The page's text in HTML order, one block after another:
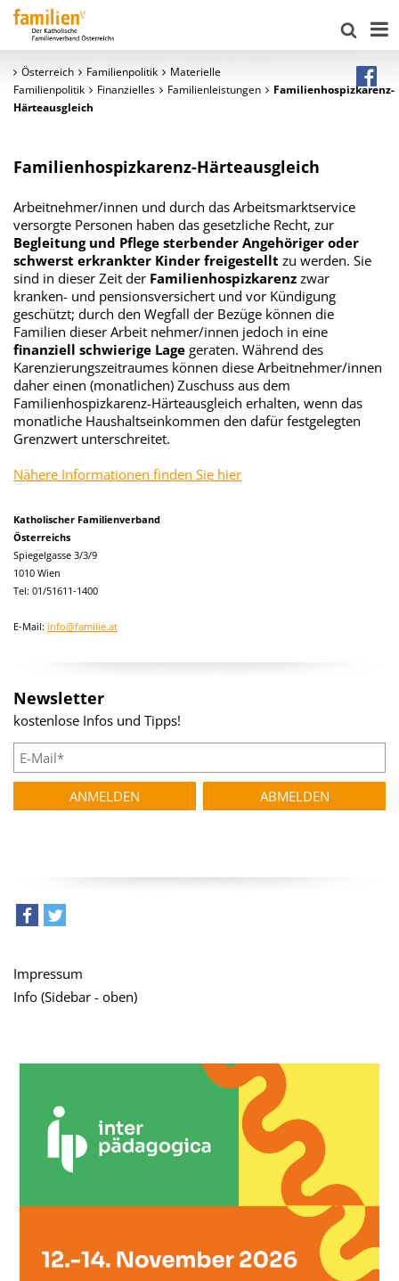
Österreich Familienpolitik
Materielle
Familienpolitik
Finanzielles Familienleistungen
Familienhospizkarenz-
Härteausgleich
Familienhospizkarenz-Härteausgleich
Arbeitnehmer/innen und durch das Arbeitsmarktservice
versorgte Personen haben das gesetzliche Recht, zur
Begleitung und Pflege sterbender Angehöriger oder
schwerst erkrankter Kinder freigestellt zu werden. Sie
sind in dieser Zeit der Familienhospizkarenz zwar
kranken- und pensionsversichert und vor Kündigung
geschützt; durch den Wegfall der Bezüge können die
Familien dieser Arbeit nehmer/innen jedoch in eine
finanziell schwierige Lage geraten. Während des
Karenzierungszeitraumes können diese Arbeitnehmer/innen
daher einen (monatlichen) Zuschuss aus dem
Familienhospizkarenz-Härteausgleich erhalten, wenn das
monatliche Haushaltseinkommen den dafür festgelegten
Grenzwert unterschreitet.
Nähere Informationen finden Sie hier
Katholischer Familienverband
Österreichs
Spiegelgasse 3/3/9
1010 Wien
Tel: 01/51611-1400
E-Mail: info@familie.at
Newsletter
kostenlose Infos und Tipps!
Impressum
Info (Sidebar - oben)